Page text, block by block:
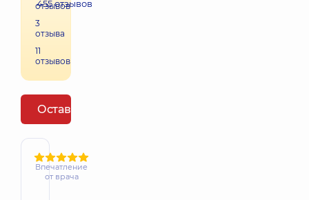
отзывов
3
отзыва
11
отзывов
455отзывов
Оставить отзыв
Впечатление
от врача